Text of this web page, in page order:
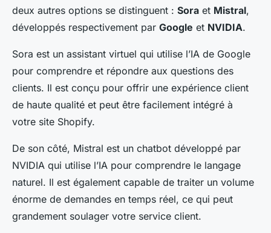
deux autres options se distinguent : Sora et Mistral,
développés respectivement par Google et NVIDIA.
Sora est un assistant virtuel qui utilise l’IA de Google
pour comprendre et répondre aux questions des
clients. Il est conçu pour offrir une expérience client
de haute qualité et peut être facilement intégré à
votre site Shopify.
De son côté, Mistral est un chatbot développé par
NVIDIA qui utilise l’IA pour comprendre le langage
naturel. Il est également capable de traiter un volume
énorme de demandes en temps réel, ce qui peut
grandement soulager votre service client.